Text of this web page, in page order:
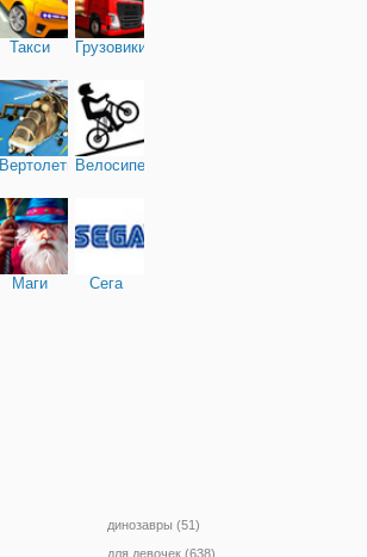
Такси Грузовики
ВертолетыВелосипед
Маги Сега
динозавры (51)
для девочек (638)